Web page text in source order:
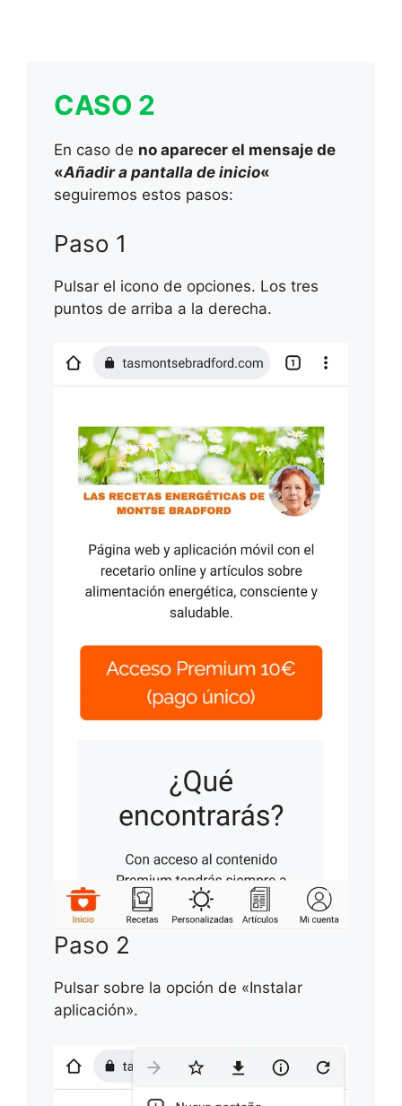
CASO 2
En caso de no aparecer el mensaje de
«Añadir a pantalla de inicio«
seguiremos estos pasos:
Paso 1
Pulsar el icono de opciones. Los tres
puntos de arriba a la derecha.
Paso 2
Pulsar sobre la opción de «Instalar
aplicación».